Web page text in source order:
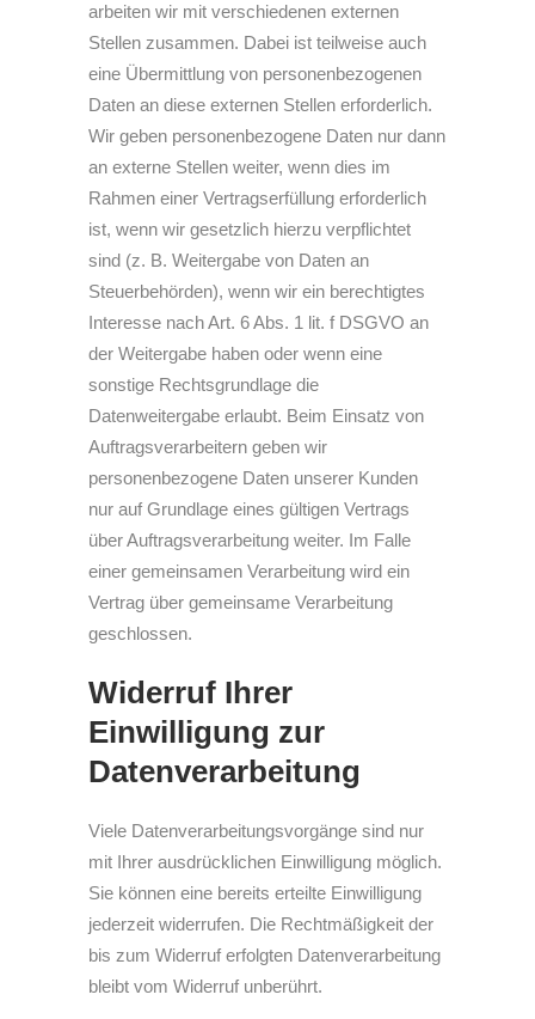
arbeiten wir mit verschiedenen externen
Stellen zusammen. Dabei ist teilweise auch
eine Übermittlung von personenbezogenen
Daten an diese externen Stellen erforderlich.
Wir geben personenbezogene Daten nur dann
an externe Stellen weiter, wenn dies im
Rahmen einer Vertragserfüllung erforderlich
ist, wenn wir gesetzlich hierzu verpflichtet
sind (z. B. Weitergabe von Daten an
Steuerbehörden), wenn wir ein berechtigtes
Interesse nach Art. 6 Abs. 1 lit. f DSGVO an
der Weitergabe haben oder wenn eine
sonstige Rechtsgrundlage die
Datenweitergabe erlaubt. Beim Einsatz von
Auftragsverarbeitern geben wir
personenbezogene Daten unserer Kunden
nur auf Grundlage eines gültigen Vertrags
über Auftragsverarbeitung weiter. Im Falle
einer gemeinsamen Verarbeitung wird ein
Vertrag über gemeinsame Verarbeitung
geschlossen.
Widerruf Ihrer
Einwilligung zur
Datenverarbeitung
Viele Datenverarbeitungsvorgänge sind nur
mit Ihrer ausdrücklichen Einwilligung möglich.
Sie können eine bereits erteilte Einwilligung
jederzeit widerrufen. Die Rechtmäßigkeit der
bis zum Widerruf erfolgten Datenverarbeitung
bleibt vom Widerruf unberührt.